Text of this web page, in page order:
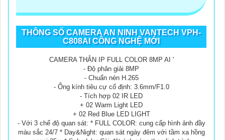
THÔNG SỐ CAMERA AN NINH VANTECH VPH-
C808AI CÔNG NGHỆ MỚI
CAMERA THÂN IP FULL COLOR 8MP AI '
- Độ phân giải 8MP
- Chuẩn nén H.265
- Ống kính tiêu cự cố định: 3.6mm/F1.0
- Tích hợp 02 IR LED
+ 02 Warm Light LED
+ 02 Red Blue LED LIGHT
- Với 3 chế độ quan sát: * FULL COLOR: cung cấp hình ảnh đầy
màu sắc 24/7 * Day&Night: quan sát ngày đêm với tầm xa hồng